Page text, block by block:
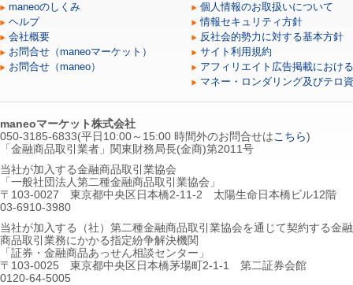
maneoのしくみ
ヘルプ
会社概要
お問合せ（maneoマーケット）
お問合せ（maneo）
個人情報のお取扱いについて
情報セキュリティ方針
反社会的勢力に対する基本方針
サイト利用規約
アフィリエイト広告掲載におけ
マネー・ロンダリング及びテロ
maneoマーケット株式会社
050-3185-6833(平日10:00～15:00 時間外のお問合せは こちら)
「金融商品取引業者」関東財務局長(金商)第2011号
当社が加入する金融商品取引業協会
「一般社団法人第二種金融商品取引業協会」
〒103-0027 東京都中央区日本橋2-11-2 太陽生命日本橋ビル12階
03-6910-3980
当社が加入する（社）第二種金融商品取引業協会を通じて契約する金融
商品取引業務にかかる指定紛争解決機関
「証券・金融商品あっせん相談センター」
〒103-0025 東京都中央区日本橋茅場町2-1-1 第二証券会館
0120-64-5005